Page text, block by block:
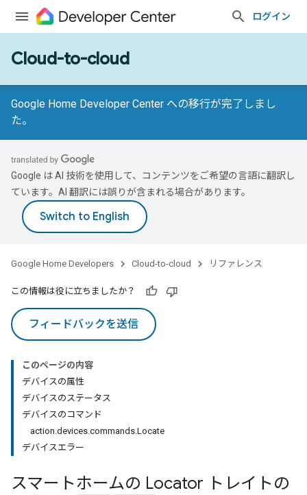
ログイン
Cloud-to-cloud
Google Home Developer Center への移行が完了しまし
た。
Google は AI 技術を使用して、コンテンツをご希望の言語に翻訳し
ています。AI 翻訳には誤りが含まれる場合があります。
Google Home Developers Cloud-to-cloud リファレンス
この情報は役に立ちましたか？
フィードバックを送信
このページの内容
デバイスの属性
デバイスのステータス
デバイスのコマンド
action.devices.commands.Locate
デバイスエラー
スマートホームの Locator トレイトの